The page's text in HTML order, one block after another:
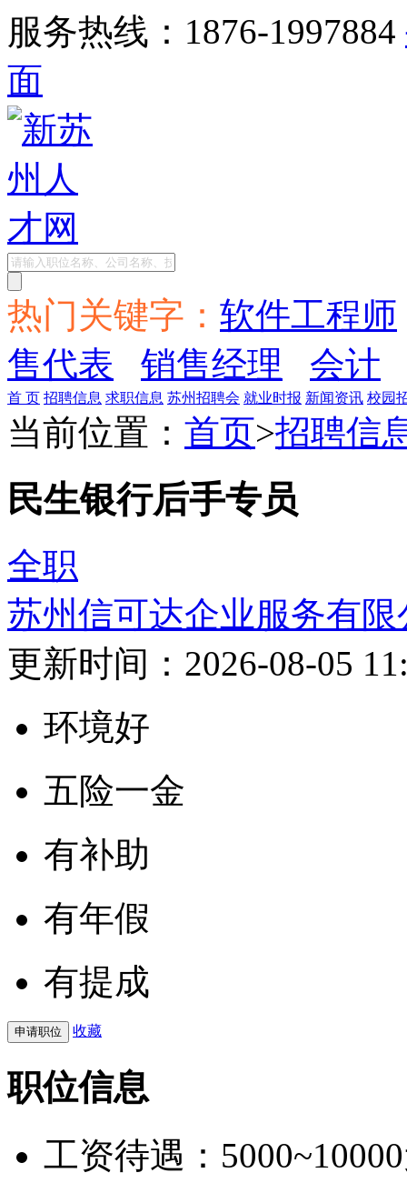
服务热线：1876-1997884
面
热门关键字： 软件工程师
售代表
销售经理 会计
首 页 招聘信息 求职信息 苏州招聘会 就业时报 新闻资讯 校园
当前位置： 首页>招聘信
民生银行后手专员
全职
苏州信可达企业服务有限
更新时间：2026-08-05
环境好
五险一金
有补助
有年假
有提成
收藏
职位信息
工资待遇：